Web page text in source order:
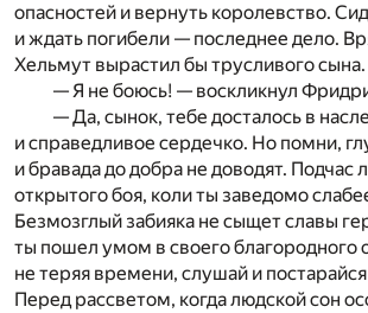
опасностей и вернуть королевство.
и ждать погибели — последнее дело.
Хельмут вырастил бы трусливого сына.
— Я не боюсь! — воскликнул
— Да, сынок, тебе досталось в
и справедливое сердечко. Но помни,
и бравада до добра не доводят. Подчас
открытого боя, коли ты заведомо
Безмозглый забияка не сыщет славы
ты пошел умом в своего благородного
не теряя времени, слушай и
Перед рассветом, когда людской сон